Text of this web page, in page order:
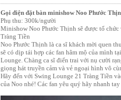
Gọi điện đặt bàn minishow Noo Phước
Phụ thu: 300k/người
Minishow Noo Phước Thịnh sẽ được tổ
Tràng Tiền
Noo Phước Thịnh là ca sĩ khách mời quen
sẽ có dịp tái hợp các fan hâm mộ của mình
Lounge. Chàng ca sĩ điển trai với nụ cười
giọng hát truyền cảm và vẻ ngoại hình vô
Hãy đến với Swing Lounge 21 Tràng Tiền
của Noo nhé! Các fan yêu quý hãy nhanh